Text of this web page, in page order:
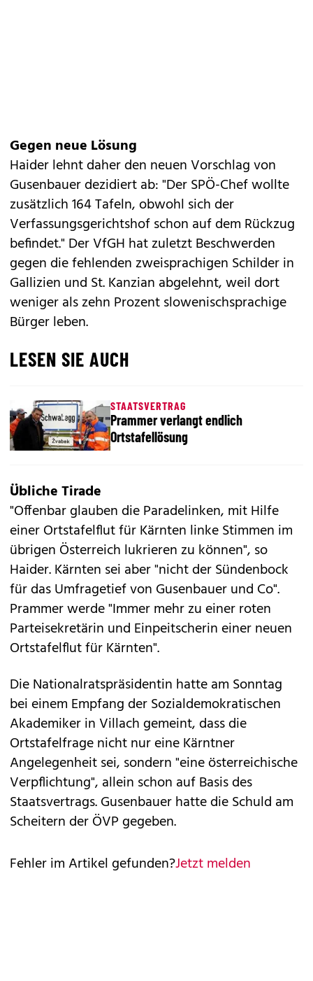
Gegen neue Lösung
Haider lehnt daher den neuen Vorschlag von
Gusenbauer dezidiert ab: "Der SPÖ-Chef wollte
zusätzlich 164 Tafeln, obwohl sich der
Verfassungsgerichtshof schon auf dem Rückzug
befindet." Der VfGH hat zuletzt Beschwerden
gegen die fehlenden zweisprachigen Schilder in
Gallizien und St. Kanzian abgelehnt, weil dort
weniger als zehn Prozent slowenischsprachige
Bürger leben.
LESEN SIE AUCH
STAATSVERTRAG
Prammer verlangt endlich
Ortstafellösung
Übliche Tirade
"Offenbar glauben die Paradelinken, mit Hilfe
einer Ortstafelflut für Kärnten linke Stimmen im
übrigen Österreich lukrieren zu können", so
Haider. Kärnten sei aber "nicht der Sündenbock
für das Umfragetief von Gusenbauer und Co".
Prammer werde "Immer mehr zu einer roten
Parteisekretärin und Einpeitscherin einer neuen
Ortstafelflut für Kärnten".
Die Nationalratspräsidentin hatte am Sonntag
bei einem Empfang der Sozialdemokratischen
Akademiker in Villach gemeint, dass die
Ortstafelfrage nicht nur eine Kärntner
Angelegenheit sei, sondern "eine österreichische
Verpflichtung", allein schon auf Basis des
Staatsvertrags. Gusenbauer hatte die Schuld am
Scheitern der ÖVP gegeben.
Fehler im Artikel gefunden?Jetzt melden